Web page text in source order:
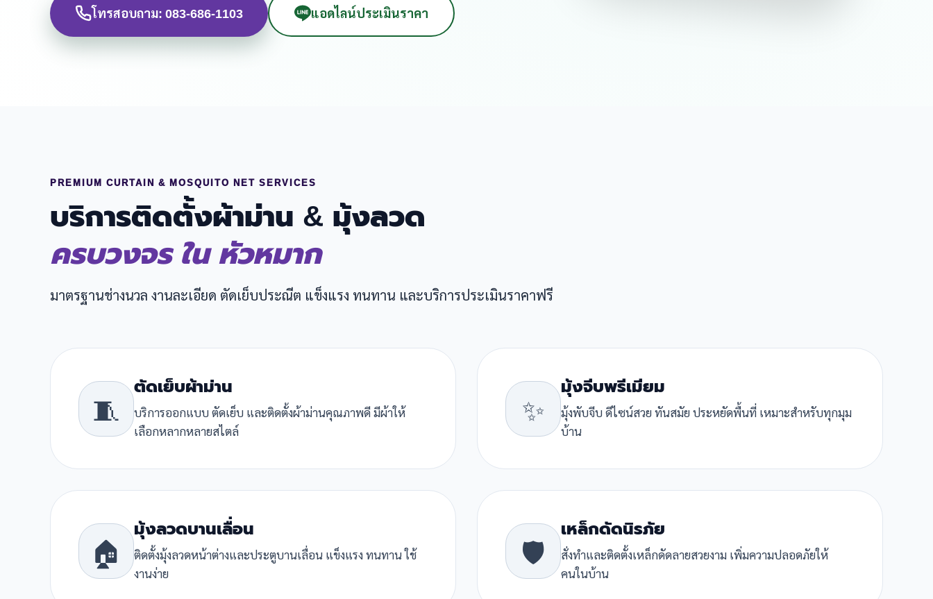
โทรสอบถาม: 083-686-1103 แอดไลน์ประเมินราคา
PREMIUM CURTAIN & MOSQUITO NET SERVICES
บริการติดตั้งผ้าม่าน & มุ้งลวด
ครบวงจร ใน หัวหมาก
มาตรฐานช่างนวล งานละเอียด ตัดเย็บประณีต แข็งแรง ทนทาน และบริการประเมินราคาฟรี
🧵
ตัดเย็บผ้าม่าน
บริการออกแบบ ตัดเย็บ และติดตั้งผ้าม่านคุณภาพดี มีผ้าให้
เลือกหลากหลายสไตล์
✨
มุ้งจีบพรีเมียม
มุ้งพับจีบ ดีไซน์สวย ทันสมัย ประหยัดพื้นที่ เหมาะสำหรับทุกมุม
บ้าน
🏠
มุ้งลวดบานเลื่อน
ติดตั้งมุ้งลวดหน้าต่างและประตูบานเลื่อน แข็งแรง ทนทาน ใช้
งานง่าย
🛡️
เหล็กดัดนิรภัย
สั่งทำและติดตั้งเหล็กดัดลายสวยงาม เพิ่มความปลอดภัยให้
คนในบ้าน